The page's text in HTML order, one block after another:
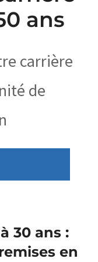
ans
carrière
de
30 ans :
en